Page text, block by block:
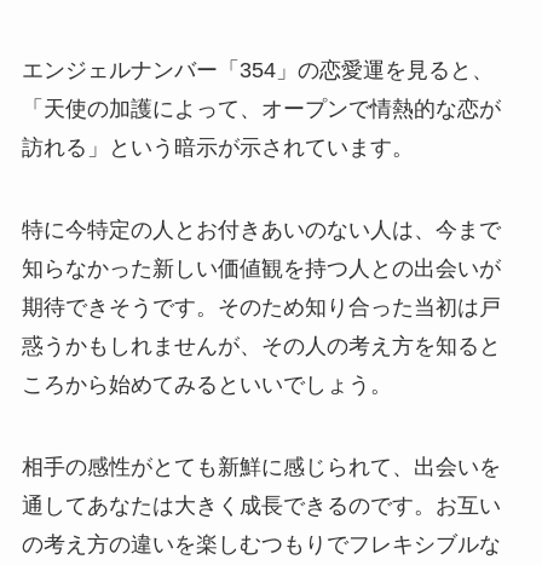
エンジェルナンバー「354」の恋愛運を見ると、
「天使の加護によって、オープンで情熱的な恋が
訪れる」という暗示が示されています。
特に今特定の人とお付きあいのない人は、今まで
知らなかった新しい価値観を持つ人との出会いが
期待できそうです。そのため知り合った当初は戸
惑うかもしれませんが、その人の考え方を知ると
ころから始めてみるといいでしょう。
相手の感性がとても新鮮に感じられて、出会いを
通してあなたは大きく成長できるのです。お互い
の考え方の違いを楽しむつもりでフレキシブルな